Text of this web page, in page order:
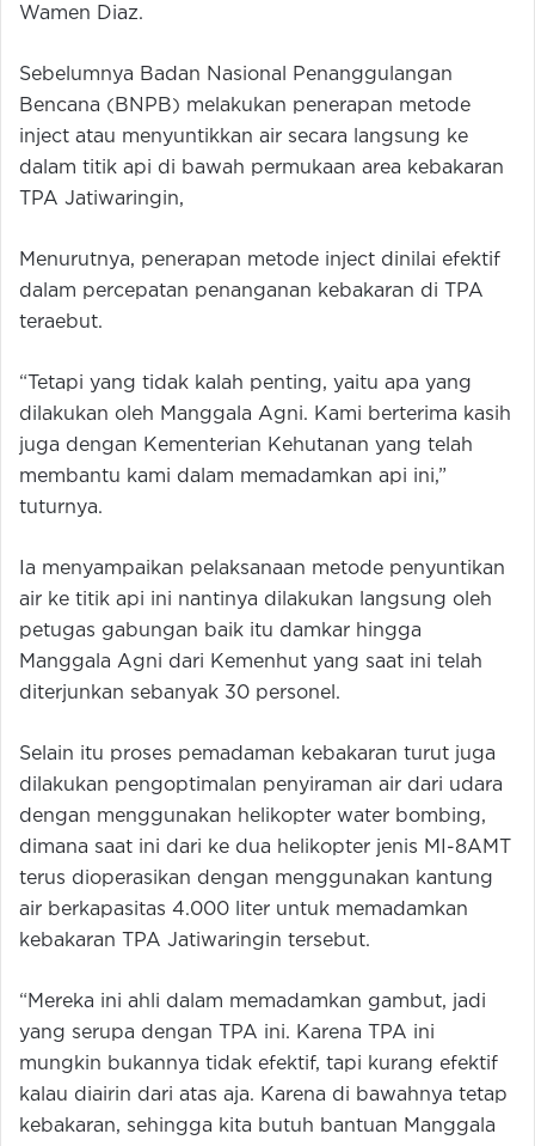
Wamen Diaz.
Sebelumnya Badan Nasional Penanggulangan
Bencana (BNPB) melakukan penerapan metode
inject atau menyuntikkan air secara langsung ke
dalam titik api di bawah permukaan area kebakaran
TPA Jatiwaringin,
Menurutnya, penerapan metode inject dinilai efektif
dalam percepatan penanganan kebakaran di TPA
teraebut.
“Tetapi yang tidak kalah penting, yaitu apa yang
dilakukan oleh Manggala Agni. Kami berterima kasih
juga dengan Kementerian Kehutanan yang telah
membantu kami dalam memadamkan api ini,”
tuturnya.
Ia menyampaikan pelaksanaan metode penyuntikan
air ke titik api ini nantinya dilakukan langsung oleh
petugas gabungan baik itu damkar hingga
Manggala Agni dari Kemenhut yang saat ini telah
diterjunkan sebanyak 30 personel.
Selain itu proses pemadaman kebakaran turut juga
dilakukan pengoptimalan penyiraman air dari udara
dengan menggunakan helikopter water bombing,
dimana saat ini dari ke dua helikopter jenis MI-8AMT
terus dioperasikan dengan menggunakan kantung
air berkapasitas 4.000 liter untuk memadamkan
kebakaran TPA Jatiwaringin tersebut.
“Mereka ini ahli dalam memadamkan gambut, jadi
yang serupa dengan TPA ini. Karena TPA ini
mungkin bukannya tidak efektif, tapi kurang efektif
kalau diairin dari atas aja. Karena di bawahnya tetap
kebakaran, sehingga kita butuh bantuan Manggala